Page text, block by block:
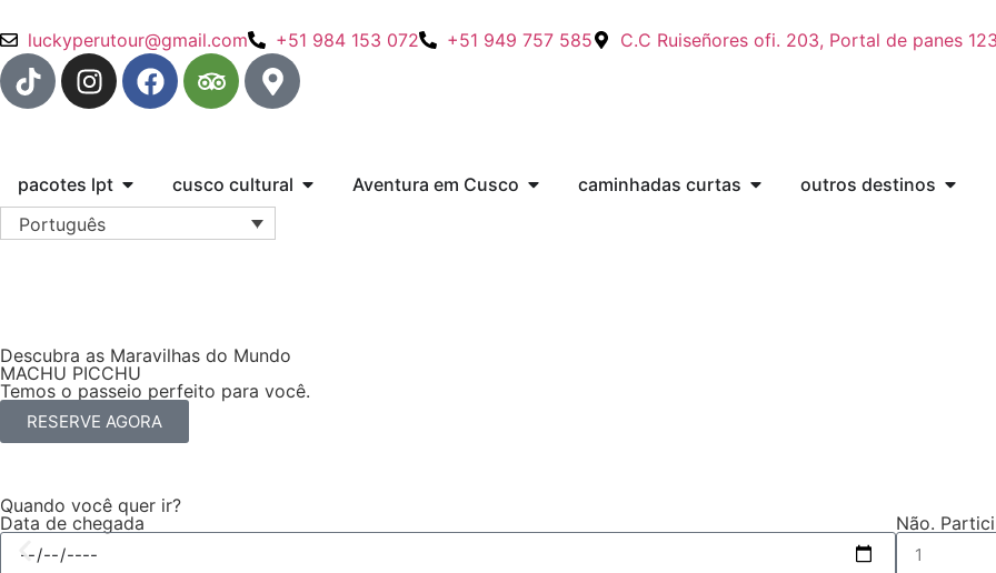
luckyperutour@gmail.com +51 984 153 072 +51 949 757 585 C.C Ruiseñores ofi. 203, Portal de panes
pacotes lpt cusco cultural Aventura em Cusco caminhadas curtas
outros destinos
Português
Descubra as Maravilhas do Mundo
MACHU PICCHU
Temos o passeio perfeito para você.
RESERVE AGORA
Quando você quer ir?
Data de chegada
Não.